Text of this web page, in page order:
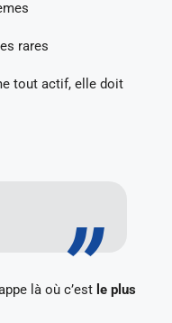
rares
tout actif, elle doit
là où c’est le plus